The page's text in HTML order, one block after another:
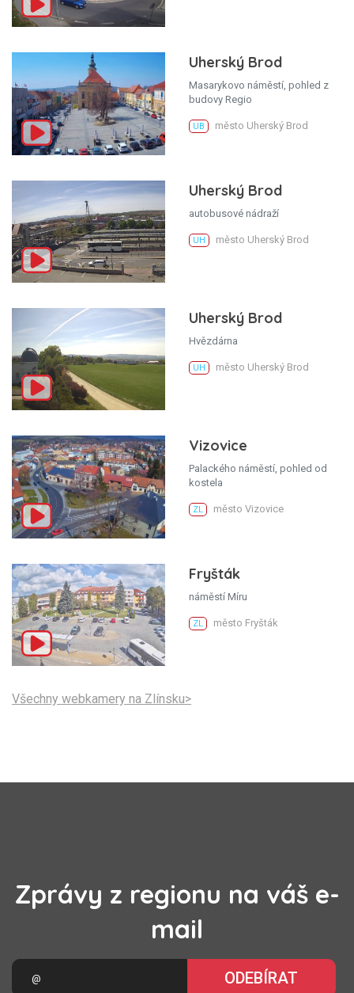
Uherský Brod
Masarykovo náměstí, pohled z
budovy Regio
UB město Uherský Brod
Uherský Brod
autobusové nádraží
UH město Uherský Brod
Uherský Brod
Hvězdárna
UH město Uherský Brod
Vizovice
Palackého náměstí, pohled od
kostela
ZL město Vizovice
Fryšták
náměstí Míru
ZL město Fryšták
Všechny webkamery na Zlínsku>
Zprávy z regionu na váš e-
mail
ODEBÍRAT